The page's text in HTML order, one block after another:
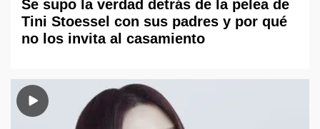
Se supo la verdad detrás de la pelea de
Tini Stoessel con sus padres y por qué
no los invita al casamiento